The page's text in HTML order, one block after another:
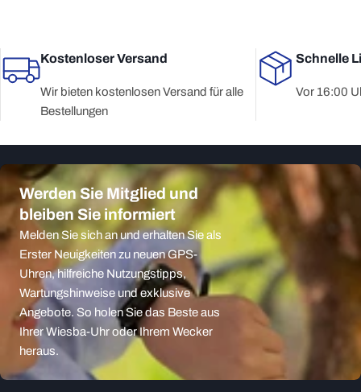
Kostenloser Versand
Wir bieten kostenlosen Versand für alle
Bestellungen
Schnelle
Vor 16:00
Werden Sie Mitglied und
bleiben Sie informiert
Melden Sie sich an und erhalten Sie als
Erster Neuigkeiten zu neuen GPS-
Uhren, hilfreiche Nutzungstipps,
Wartungshinweise und exklusive
Angebote. So holen Sie das Beste aus
Ihrer Wiesba-Uhr oder Ihrem Wecker
heraus.